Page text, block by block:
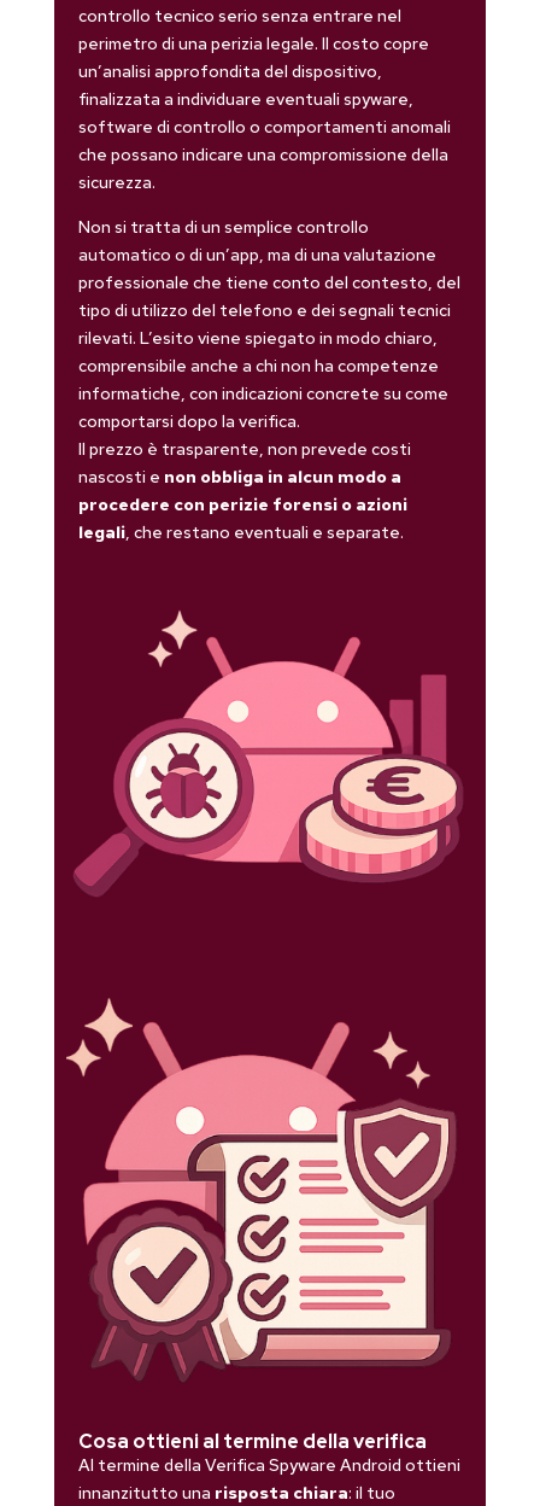
controllo tecnico serio senza entrare nel
perimetro di una perizia legale. Il costo copre
un’analisi approfondita del dispositivo,
finalizzata a individuare eventuali spyware,
software di controllo o comportamenti anomali
che possano indicare una compromissione della
sicurezza.
Non si tratta di un semplice controllo
automatico o di un’app, ma di una valutazione
professionale che tiene conto del contesto, del
tipo di utilizzo del telefono e dei segnali tecnici
rilevati. L’esito viene spiegato in modo chiaro,
comprensibile anche a chi non ha competenze
informatiche, con indicazioni concrete su come
comportarsi dopo la verifica.
Il prezzo è trasparente, non prevede costi
nascosti e non obbliga in alcun modo a
procedere con perizie forensi o azioni
legali, che restano eventuali e separate.
Cosa ottieni al termine della verifica
Al termine della Verifica Spyware Android ottieni
innanzitutto una risposta chiara: il tuo